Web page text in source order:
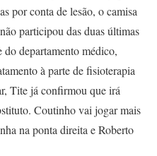
por conta de lesão, o camisa
participou das duas últimas
departamento médico,
à parte de fisioterapia
Tite já confirmou que irá
Coutinho vai jogar mais
na ponta direita e Roberto